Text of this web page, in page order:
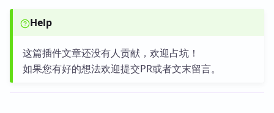
Help
这篇插件文章还没有人贡献，欢迎占坑！
如果您有好的想法欢迎提交PR或者文末留言。